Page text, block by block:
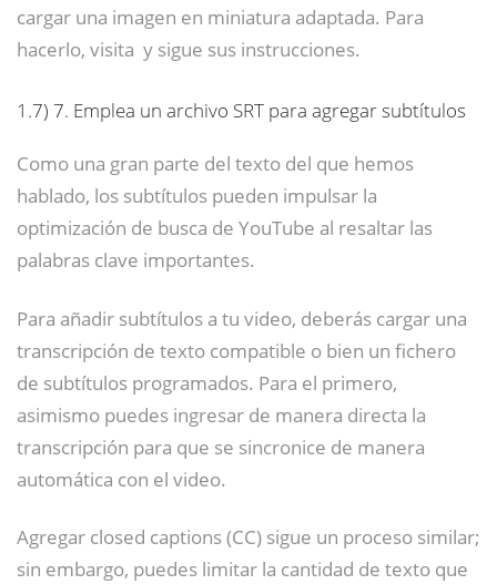
cargar una imagen en miniatura adaptada. Para
hacerlo, visita y sigue sus instrucciones.
1.7) 7. Emplea un archivo SRT para agregar subtítulos
Como una gran parte del texto del que hemos
hablado, los subtítulos pueden impulsar la
optimización de busca de YouTube al resaltar las
palabras clave importantes.
Para añadir subtítulos a tu video, deberás cargar una
transcripción de texto compatible o bien un fichero
de subtítulos programados. Para el primero,
asimismo puedes ingresar de manera directa la
transcripción para que se sincronice de manera
automática con el video.
Agregar closed captions (CC) sigue un proceso similar;
sin embargo, puedes limitar la cantidad de texto que